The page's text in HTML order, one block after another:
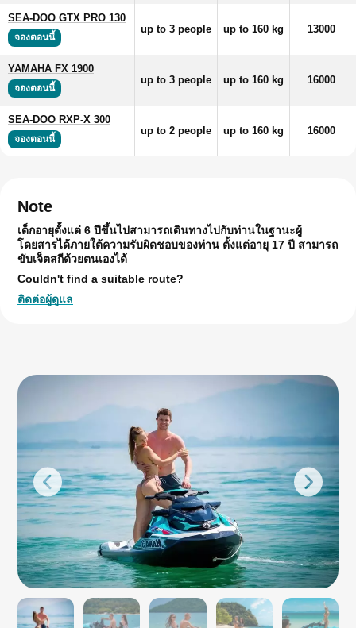
SEA-DOO GTX PRO 130
จองตอนนี้
up to 3 people up to 160 kg 13000
YAMAHA FX 1900
จองตอนนี้
up to 3 people up to 160 kg 16000
SEA-DOO RXP-X 300
จองตอนนี้
up to 2 people up to 160 kg 16000
Note
เด็กอายุตั้งแต่ 6 ปีขึ้นไปสามารถเดินทางไปกับท่านในฐานะผู้
โดยสารได้ภายใต้ความรับผิดชอบของท่าน ตั้งแต่อายุ 17 ปี สามารถ
ขับเจ็ตสกีด้วยตนเองได้
Couldn't find a suitable route?
ติดต่อผู้ดูแล